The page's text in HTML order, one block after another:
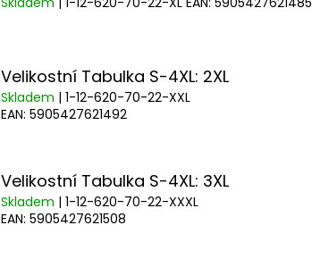
Velikostní Tabulka S-4XL: 2XL
Skladem | 1-12-620-70-22-XXL
EAN: 5905427621492
Velikostní Tabulka S-4XL: 3XL
Skladem | 1-12-620-70-22-XXXL
EAN: 5905427621508